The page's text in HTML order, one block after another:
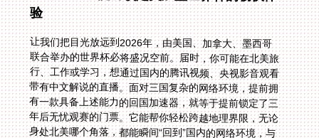
验
让我们把目光放远到2026年，由美国、加拿大、墨西哥
联合举办的世界杯必将盛况空前。届时，你可能在北美旅
行、工作或学习，想通过国内的腾讯视频、央视影音观看
带有中文解说的直播。面对三国复杂的网络环境，提前拥
有一款具备上述能力的回国加速器，就等于提前锁定了三
年后无忧观赛的门票。它能帮你轻松跨越地理界限，无论
身处北美哪个角落，都能瞬间“回到”国内的网络环境，与